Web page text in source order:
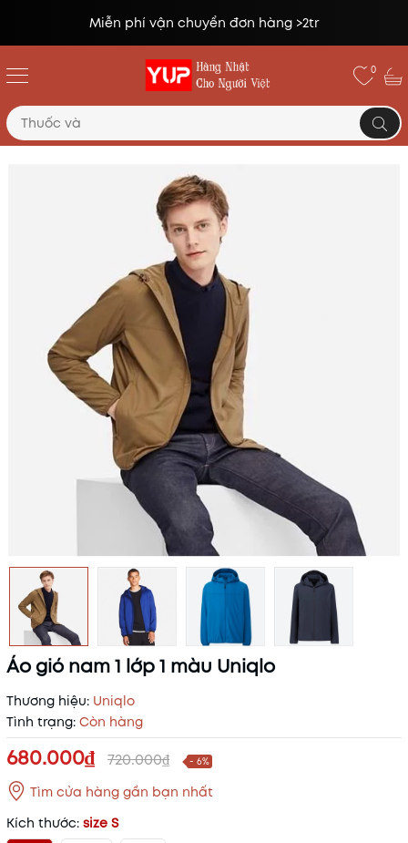
Đổi trả miễn phí lên tới 14 ngày*
0
Trang chủ Áo khoác Áo gió nam 1 lớp 1 màu Uniqlo
Áo gió nam 1 lớp 1 màu Uniqlo
Thương hiệu: Uniqlo
Tình trạng: Còn hàng
680.000₫ 720.000₫ - 6%
Tìm cửa hàng gần bạn nhất
Kích thước: size S